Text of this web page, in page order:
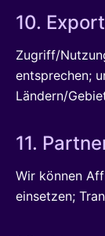
10.
Zugriff/
entsprechen;
Ländern/
11.
Wir können
einsetzen;